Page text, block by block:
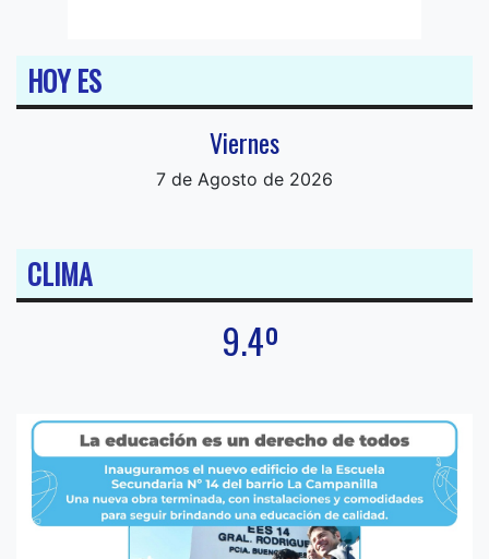
HOY ES
Viernes
7 de Agosto de 2026
CLIMA
9.4º